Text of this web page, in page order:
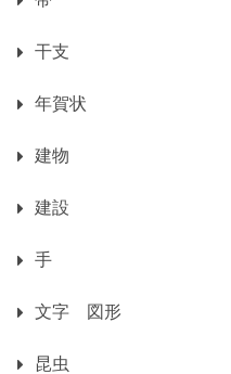
干支
年賀状
建物
建設
手
文字 図形
昆虫